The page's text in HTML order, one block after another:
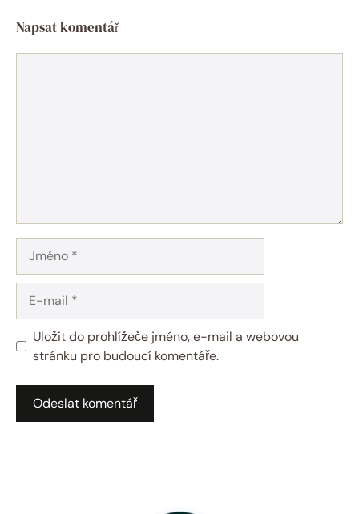
Napsat komentář
mail
Uložit do prohlížeče jméno, e-mail a webovou
stránku pro budoucí komentáře.